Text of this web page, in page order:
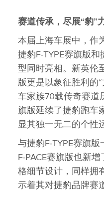
赛道传承，尽展“豹”
本届上海车展中，作
捷豹F‑TYPE赛旗版和
型同时亮相。新英伦
版更是以象征胜利的
车家族70载传奇赛道
旗版延续了捷豹跑车
显其独一无二的个性
与捷豹F‑TYPE赛旗
F‑PACE赛旗版也新
格细节设计，同样拥
示着其对捷豹品牌赛